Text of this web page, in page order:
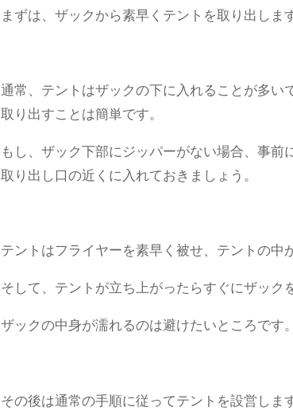
まずは、ザックから素早くテントを取り出しま
通常、テントはザックの下に入れることが多
取り出すことは簡単です。
もし、ザック下部にジッパーがない場合、事
取り出し口の近くに入れておきましょう。
テントはフライヤーを素早く被せ、テントの中
そして、テントが立ち上がったらすぐにザック
ザックの中身が濡れるのは避けたいところです。
その後は通常の手順に従ってテントを設営しま